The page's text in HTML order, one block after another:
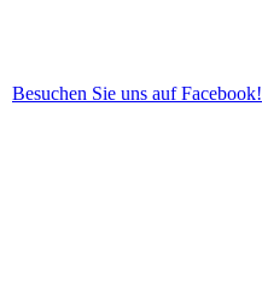
Besuchen Sie uns auf Facebook!